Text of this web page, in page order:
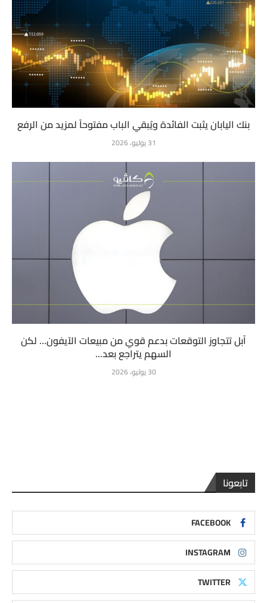
بنك اليابان يثبت الفائدة ويُبقي الباب مفتوحاً لمزيد من الرفع
31 يوليو، 2026
آبل تتجاوز التوقعات بدعم قوي من مبيعات الآيفون… لكن
السهم يتراجع بعد...
30 يوليو، 2026
تابعونا
FACEBOOK
INSTAGRAM
TWITTER